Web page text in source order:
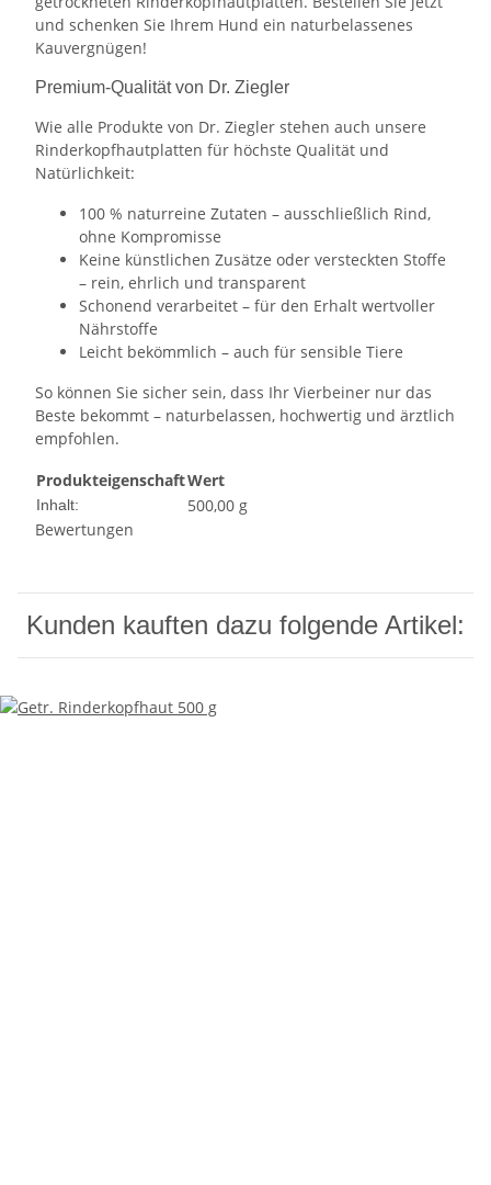
und schenken Sie Ihrem Hund ein naturbelassenes
Kauvergnügen!
Premium-Qualität von Dr. Ziegler
Wie alle Produkte von Dr. Ziegler stehen auch unsere
Rinderkopfhautplatten für höchste Qualität und
Natürlichkeit:
100 % naturreine Zutaten – ausschließlich Rind,
ohne Kompromisse
Keine künstlichen Zusätze oder versteckten Stoffe
– rein, ehrlich und transparent
Schonend verarbeitet – für den Erhalt wertvoller
Nährstoffe
Leicht bekömmlich – auch für sensible Tiere
So können Sie sicher sein, dass Ihr Vierbeiner nur das
Beste bekommt – naturbelassen, hochwertig und ärztlich
empfohlen.
ProdukteigenschaftWert
Inhalt:
500,00 g
Bewertungen
Kunden kauften dazu folgende Artikel: